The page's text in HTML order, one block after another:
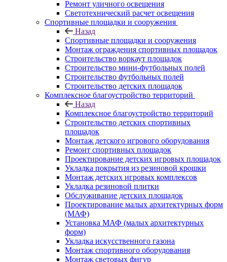
Ремонт уличного освещения
Светотехнический расчет освещения
Спортивные площадки и сооружения
Назад
Спортивные площадки и сооружения
Монтаж ограждения спортивных площадок
Строительство воркаут площадок
Строительство мини-футбольных полей
Строительство футбольных полей
Строительство детских площадок
Комплексное благоустройство территорий
Назад
Комплексное благоустройство территорий
Строительство детских спортивных
площадок
Монтаж детского игрового оборудования
Ремонт спортивных площадок
Проектирование детских игровых площадок
Укладка покрытия из резиновой крошки
Монтаж детских игровых комплексов
Укладка резиновой плитки
Обслуживание детских площадок
Проектирование малых архитектурных форм
(МАФ)
Установка МАФ (малых архитектурных
форм)
Укладка искусственного газона
Монтаж спортивного оборудования
Монтаж световых фигур